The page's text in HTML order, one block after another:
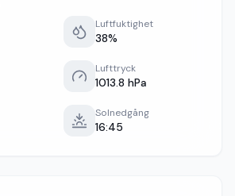
Luftfuktighet
38%
Lufttryck
1013.8 hPa
Solnedgång
16:45